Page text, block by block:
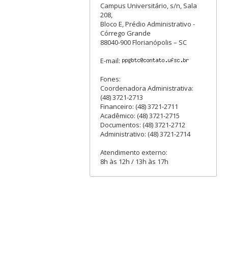
Campus Universitário, s/n, Sala
208,
Bloco E, Prédio Administrativo -
Córrego Grande
88040-900 Florianópolis – SC
E-mail:
Fones:
Coordenadora Administrativa:
(48) 3721-2713
Financeiro: (48) 3721-2711
Acadêmico: (48) 3721-2715
Documentos: (48) 3721-2712
Administrativo: (48) 3721-2714
Atendimento externo:
8h às 12h / 13h às 17h